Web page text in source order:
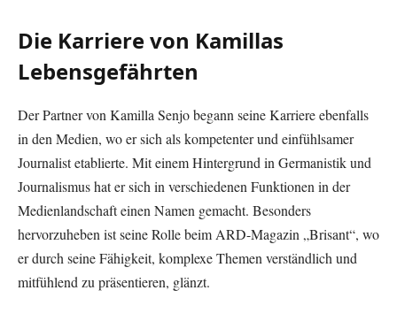
Die Karriere von Kamillas
Lebensgefährten
Der Partner von Kamilla Senjo begann seine Karriere ebenfalls
in den Medien, wo er sich als kompetenter und einfühlsamer
Journalist etablierte. Mit einem Hintergrund in Germanistik und
Journalismus hat er sich in verschiedenen Funktionen in der
Medienlandschaft einen Namen gemacht. Besonders
hervorzuheben ist seine Rolle beim ARD-Magazin „Brisant“, wo
er durch seine Fähigkeit, komplexe Themen verständlich und
mitfühlend zu präsentieren, glänzt.